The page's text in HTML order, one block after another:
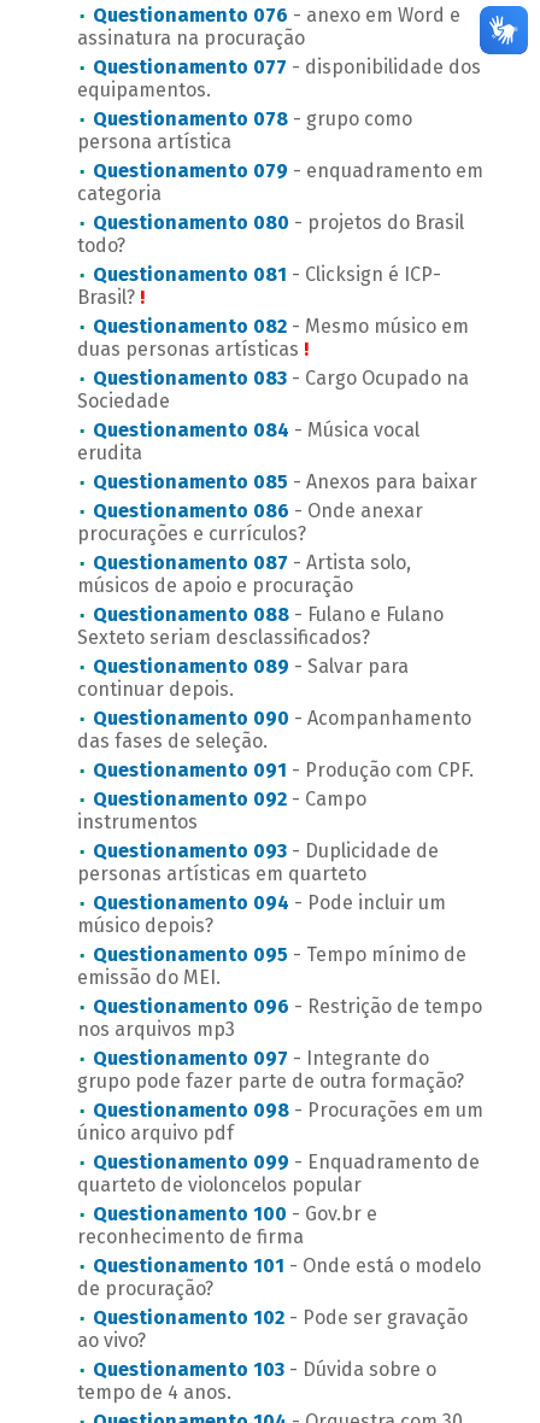
Questionamento 076 - anexo em Word e
assinatura na procuração
Questionamento 077 - disponibilidade dos
equipamentos.
Questionamento 078 - grupo como
persona artística
Questionamento 079 - enquadramento em
categoria
Questionamento 080 - projetos do Brasil
todo?
Questionamento 081 - Clicksign é ICP-
Brasil? !
Questionamento 082 - Mesmo músico em
duas personas artísticas !
Questionamento 083 - Cargo Ocupado na
Sociedade
Questionamento 084 - Música vocal
erudita
Questionamento 085 - Anexos para baixar
Questionamento 086 - Onde anexar
procurações e currículos?
Questionamento 087 - Artista solo,
músicos de apoio e procuração
Questionamento 088 - Fulano e Fulano
Sexteto seriam desclassificados?
Questionamento 089 - Salvar para
continuar depois.
Questionamento 090 - Acompanhamento
das fases de seleção.
Questionamento 091 - Produção com CPF.
Questionamento 092 - Campo
instrumentos
Questionamento 093 - Duplicidade de
personas artísticas em quarteto
Questionamento 094 - Pode incluir um
músico depois?
Questionamento 095 - Tempo mínimo de
emissão do MEI.
Questionamento 096 - Restrição de tempo
nos arquivos mp3
Questionamento 097 - Integrante do
grupo pode fazer parte de outra formação?
Questionamento 098 - Procurações em um
único arquivo pdf
Questionamento 099 - Enquadramento de
quarteto de violoncelos popular
Questionamento 100 - Gov.br e
reconhecimento de firma
Questionamento 101 - Onde está o modelo
de procuração?
Questionamento 102 - Pode ser gravação
ao vivo?
Questionamento 103 - Dúvida sobre o
tempo de 4 anos.